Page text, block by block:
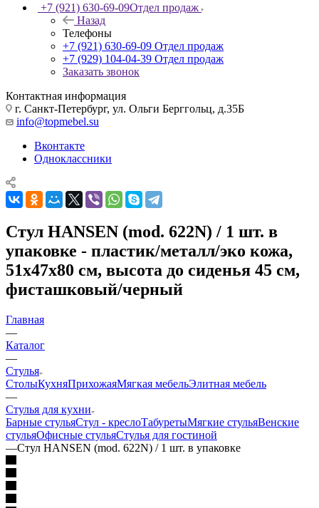
+7 (921) 630-69-09Отдел продаж
Назад
Телефоны
+7 (921) 630-69-09 Отдел продаж
+7 (929) 104-04-39 Отдел продаж
Заказать звонок
Контактная информация
г. Санкт-Петербург, ул. Ольги Берггольц, д.35Б
info@topmebel.su
Вконтакте
Одноклассники
Стул HANSEN (mod. 622N) / 1 шт. в
упаковке - пластик/металл/эко кожа,
51х47х80 см, высота до сиденья 45 см,
фисташковый/черный
Главная
—
Каталог
—
Стулья
СтолыКухняПрихожаяМягкая мебельЭлитная мебель
—
Стулья для кухни
Барные стульяСтул - креслоТабуретыМягкие стульяВенские
стульяОфисные стульяСтулья для гостиной
—Стул HANSEN (mod. 622N) / 1 шт. в упаковке